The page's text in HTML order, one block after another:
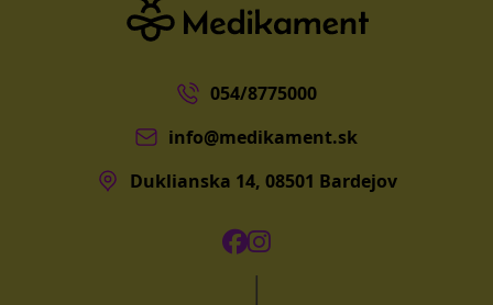
054/8775000
info@medikament.sk
Duklianska 14, 08501 Bardejov